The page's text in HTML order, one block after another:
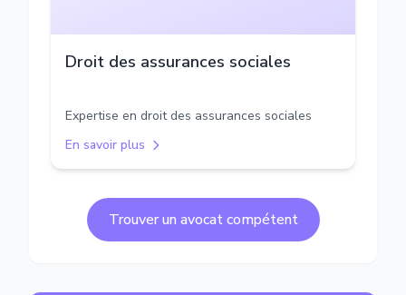
Droit des assurances sociales
Expertise en droit des assurances sociales
En savoir plus
Trouver un avocat compétent